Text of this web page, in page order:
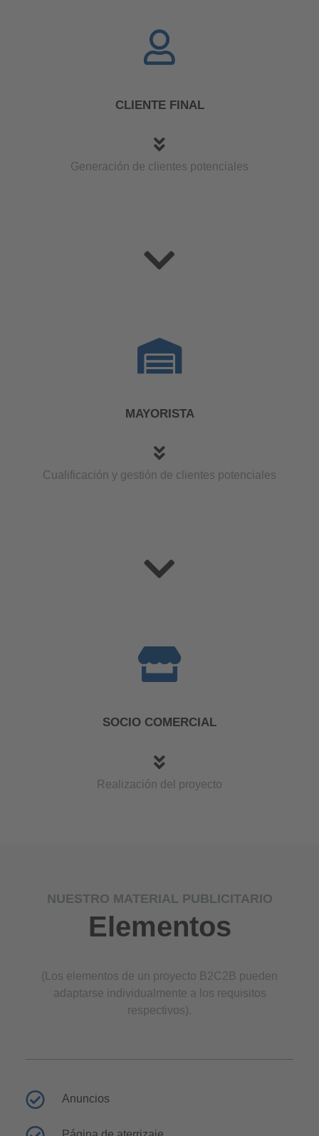
CLIENTE FINAL
Generación de clientes potenciales
MAYORISTA
Cualificación y gestión de clientes potenciales
SOCIO COMERCIAL
Realización del proyecto
NUESTRO MATERIAL PUBLICITARIO
Elementos
(Los elementos de un proyecto B2C2B pueden
adaptarse individualmente a los requisitos
respectivos).
Anuncios